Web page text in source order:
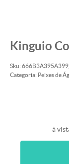
Kinguio
Sku:
Categoria: Peixes de
à